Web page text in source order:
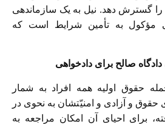
گسترش دهد. نیل به یک سازماندهی
مؤکول به تأمین شرایط است که
صالح برای دادخواهی
حقوق اولیه همه افراد به شمار
حقوق و آزادی و امنیّتشان به نحوی در
برای احیای آن امکان مراجعه به